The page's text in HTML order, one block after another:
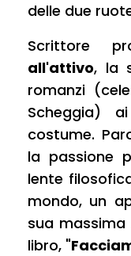
delle due
Scrittore
all'attivo, la
romanzi
Scheggia) ai
costume.
la passione
lente
mondo, un
sua
libro, "